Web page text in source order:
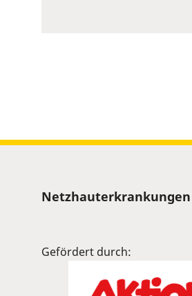
Sitemap
Netzhauterkrankungen
Gefördert durch: